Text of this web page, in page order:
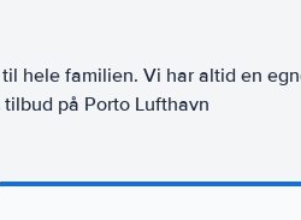
hele familien. Vi har altid en
på Porto Lufthavn